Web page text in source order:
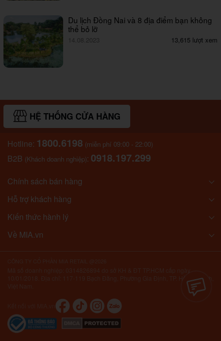
Du lịch Đồng Nai và 8 địa điểm bạn không
thể bỏ lỡ
14.08.2023 13,615 lượt xem
HỆ THỐNG CỬA HÀNG
Hotline: 1800.6198 (miễn phí 09:00 - 22:00)
B2B (Khách doanh nghiệp): 0918.197.299
Chính sách bán hàng
Hỗ trợ khách hàng
Kiến thức hành lý
Về MIA.vn
10/01/2018. Địa chỉ: 117-119 Bạch Đằng, Phường Gia Định, TP. Hồ Chí Minh,